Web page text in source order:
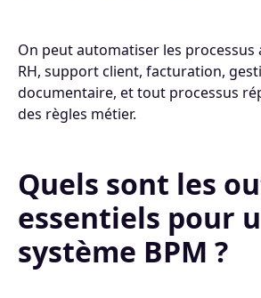
On peut automatiser les
RH, support client, facturation,
documentaire, et tout processus
des règles métier.
Quels sont les
essentiels pour
système BPM ?